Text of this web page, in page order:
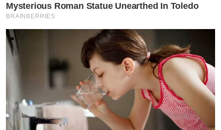
Mysterious Roman Statue Unearthed In Toledo
BRAINBERRIES